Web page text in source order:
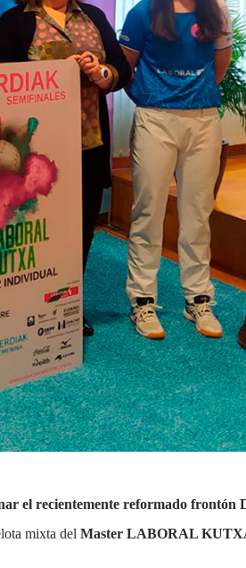
el recientemente reformado frontón
mixta del Master LABORAL